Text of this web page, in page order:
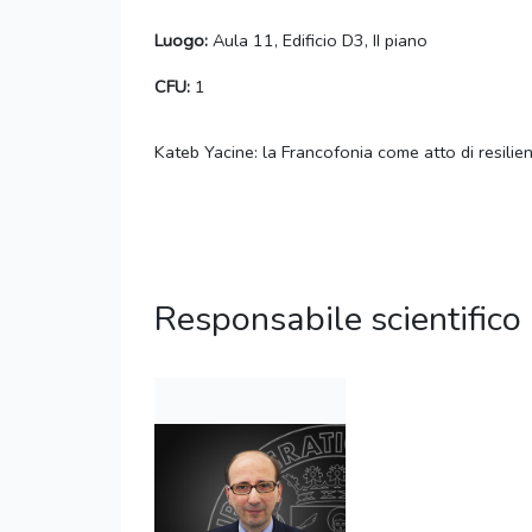
Luogo: Aula 11, Edificio D3, II piano
CFU: 1
Kateb Yacine: la Francofonia come atto di
Responsabile scientifico